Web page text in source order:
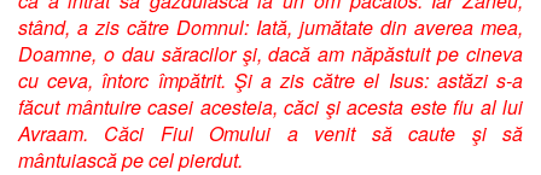
stând, a zis către Domnul: Iată, jumătate din averea mea,
Doamne, o dau săracilor şi, dacă am năpăstuit pe cineva
cu ceva, întorc împătrit. Şi a zis către el Isus: astăzi s-a
făcut mântuire casei acesteia, căci şi acesta este fiu al lui
Avraam. Căci Fiul Omului a venit să caute şi să
mântuiască pe cel pierdut.